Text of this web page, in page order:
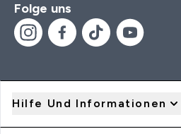
Folge uns
Hilfe Und Informationen